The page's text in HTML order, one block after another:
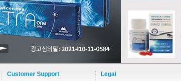
Customer Support
Legal